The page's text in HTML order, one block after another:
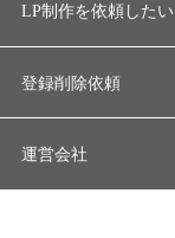
LP制作を依頼したい
登録削除依頼
運営会社